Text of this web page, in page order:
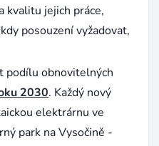
kvalitu jejich práce,
posouzení vyžadovat,
podílu obnovitelných
2030. Každý nový
elektrárnu ve
park na Vysočině -